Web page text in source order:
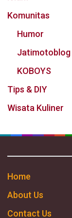
Komunitas
Humor
Jatimotoblog
KOBOYS
Tips & DIY
Wisata Kuliner
Home
About Us
Contact Us